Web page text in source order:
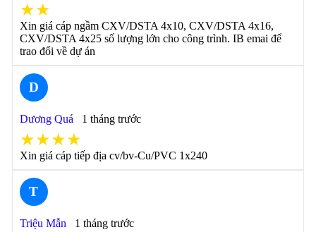
★★
Xin giá cáp ngầm CXV/DSTA 4x10, CXV/DSTA 4x16,
CXV/DSTA 4x25 số lượng lớn cho công trình. IB emai để
trao đổi về dự án
D
Dương Quá 1 tháng trước
★★★★
Xin giá cáp tiếp địa cv/bv-Cu/PVC 1x240
T
Triệu Mẫn 1 tháng trước